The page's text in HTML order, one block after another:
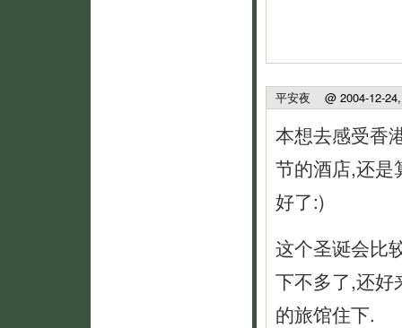
平安夜 @ 2004-12-
本想去感受香
节的酒店,还是
好了:)
这个圣诞会比
下不多了,还好
的旅馆住下.